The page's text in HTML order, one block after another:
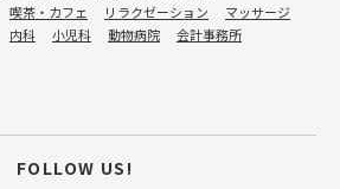
喫茶・カフェ リラクゼーション
マッサージ
内科 小児科 動物病院
会計事務所
FOLLOW US!